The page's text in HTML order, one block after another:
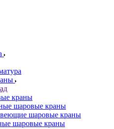
краны
шаровые краны
шаровые краны
шаровые краны